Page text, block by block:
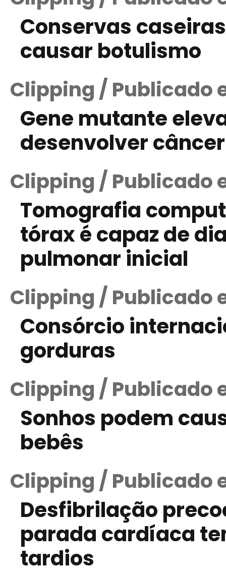
Conservas
causar botulismo
Clipping / Publicado
Gene mutante
desenvolver câncer
Clipping / Publicado
Tomografia
tórax é capaz de
pulmonar inicial
Clipping / Publicado
Consórcio
gorduras
Clipping / Publicado
Sonhos podem
bebês
Clipping / Publicado
Desfibrilação
parada cardíaca
tardios